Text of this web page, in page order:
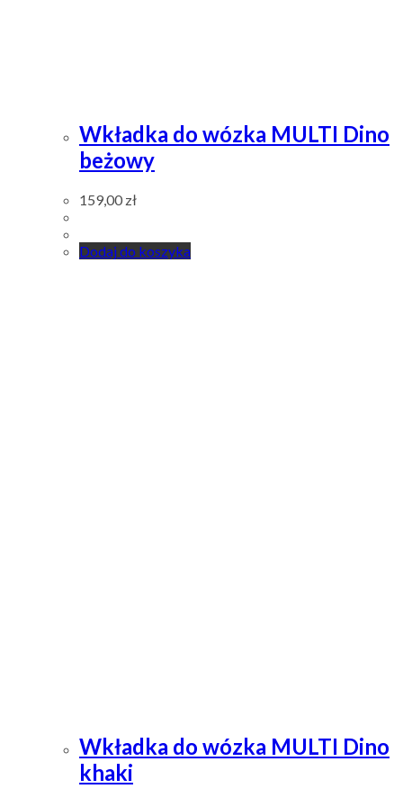
Wkładka do wózka MULTI Dino
beżowy
159,00 zł
Dodaj do koszyka
Wkładka do wózka MULTI Dino
khaki